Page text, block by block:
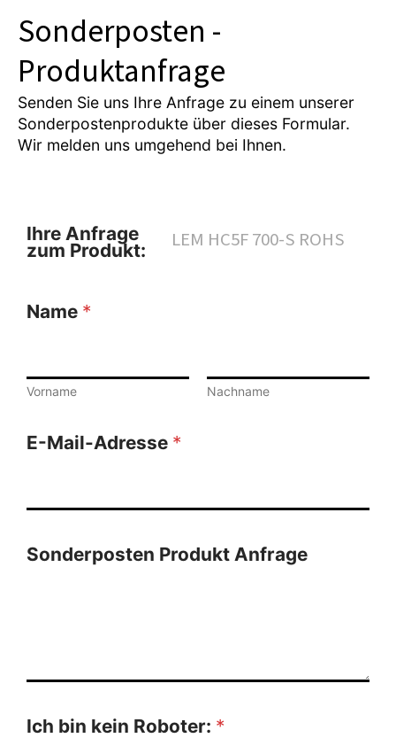
Sonderposten -
Produktanfrage
Senden Sie uns Ihre Anfrage zu einem unserer
Sonderpostenprodukte über dieses Formular.
Wir melden uns umgehend bei Ihnen.
Ihre Anfrage
zum Produkt:
Name *
Vorname Nachname
E-Mail-Adresse *
Sonderposten Produkt Anfrage
Ich bin kein Roboter: *